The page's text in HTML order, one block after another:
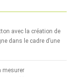
avec la création de
dans le cadre d’une
mesurer